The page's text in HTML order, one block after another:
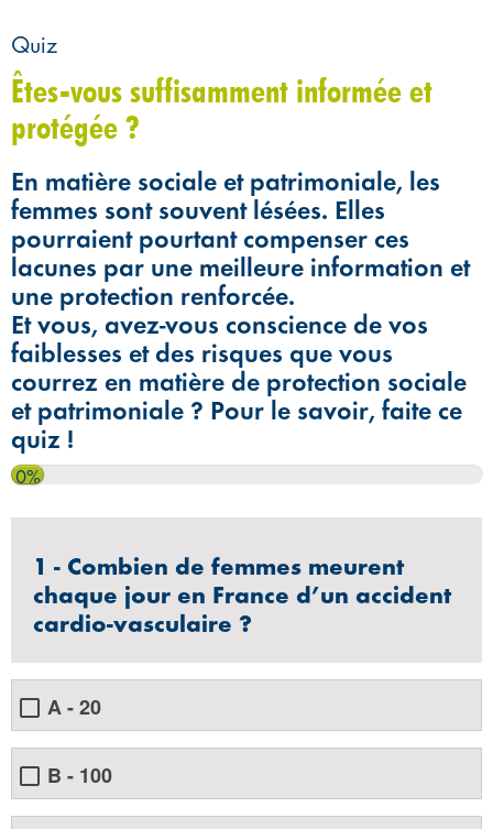
Quiz
Êtes-vous suffisamment informée et
protégée ?
En matière sociale et patrimoniale, les
femmes sont souvent lésées. Elles
pourraient pourtant compenser ces
lacunes par une meilleure information et
une protection renforcée.
Et vous, avez-vous conscience de vos
faiblesses et des risques que vous
courrez en matière de protection sociale
et patrimoniale ? Pour le savoir, faite ce
quiz !
0%
1 - Combien de femmes meurent
chaque jour en France d’un accident
cardio-vasculaire ?
A - 20
B - 100